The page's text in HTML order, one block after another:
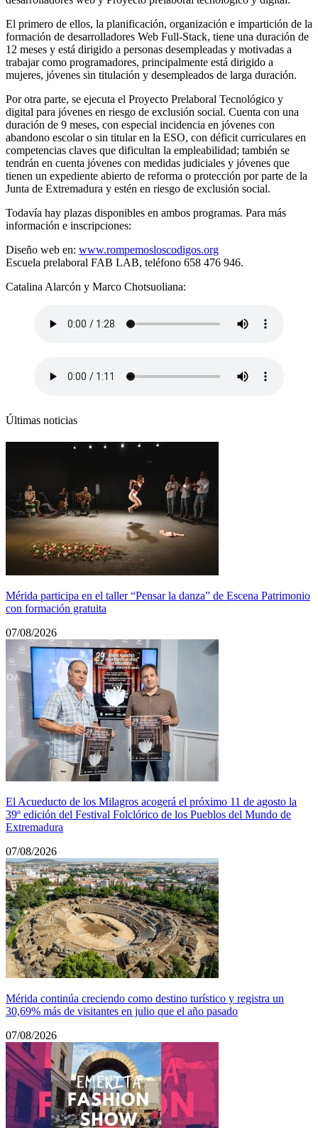
El primero de ellos, la planificación, organización e impartición de la
formación de desarrolladores Web Full-Stack, tiene una duración de
12 meses y está dirigido a personas desempleadas y motivadas a
trabajar como programadores, principalmente está dirigido a
mujeres, jóvenes sin titulación y desempleados de larga duración.
Por otra parte, se ejecuta el Proyecto Prelaboral Tecnológico y
digital para jóvenes en riesgo de exclusión social. Cuenta con una
duración de 9 meses, con especial incidencia en jóvenes con
abandono escolar o sin titular en la ESO, con déficit curriculares en
competencias claves que dificultan la empleabilidad; también se
tendrán en cuenta jóvenes con medidas judiciales y jóvenes que
tienen un expediente abierto de reforma o protección por parte de la
Junta de Extremadura y estén en riesgo de exclusión social.
Todavía hay plazas disponibles en ambos programas. Para más
información e inscripciones:
Diseño web en: www.rompemosloscodigos.org
Escuela prelaboral FAB LAB, teléfono 658 476 946.
Catalina Alarcón y Marco Chotsuoliana:
Últimas noticias
Mérida participa en el taller “Pensar la danza” de Escena Patrimonio
con formación gratuita
07/08/2026
El Acueducto de los Milagros acogerá el próximo 11 de agosto la
39º edición del Festival Folclórico de los Pueblos del Mundo de
Extremadura
07/08/2026
Mérida continúa creciendo como destino turístico y registra un
30,69% más de visitantes en julio que el año pasado
07/08/2026